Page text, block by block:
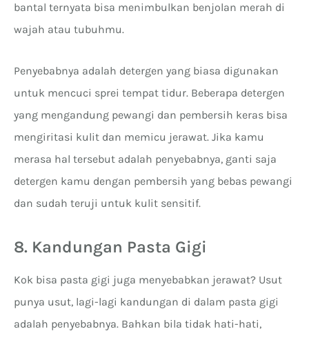
bantal ternyata bisa menimbulkan benjolan merah di
wajah atau tubuhmu.
Penyebabnya adalah detergen yang biasa digunakan
untuk mencuci sprei tempat tidur. Beberapa detergen
yang mengandung pewangi dan pembersih keras bisa
mengiritasi kulit dan memicu jerawat. Jika kamu
merasa hal tersebut adalah penyebabnya, ganti saja
detergen kamu dengan pembersih yang bebas pewangi
dan sudah teruji untuk kulit sensitif.
8. Kandungan Pasta Gigi
Kok bisa pasta gigi juga menyebabkan jerawat? Usut
punya usut, lagi-lagi kandungan di dalam pasta gigi
adalah penyebabnya. Bahkan bila tidak hati-hati,